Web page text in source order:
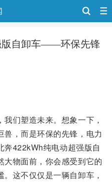
版自卸车——环保先锋
们塑造未来。想象一下，
，而是环保的先锋，电力
奔422kWh纯电动超强版自
物面前，你会感受到它的
这不仅仅是一辆自卸车，